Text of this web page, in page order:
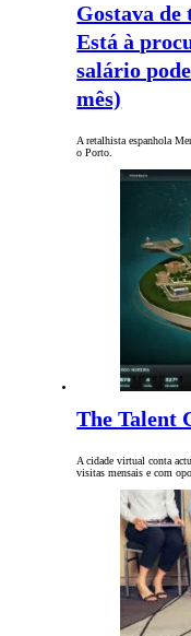
Gostava
Está à
salário
mês)
A retalhista espanhola
o Porto.
The Talent
A cidade virtual conta
visitas mensais e com